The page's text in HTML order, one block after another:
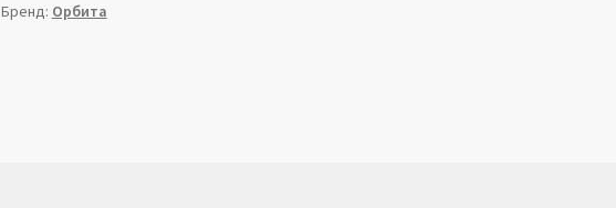
Бренд: Орбита